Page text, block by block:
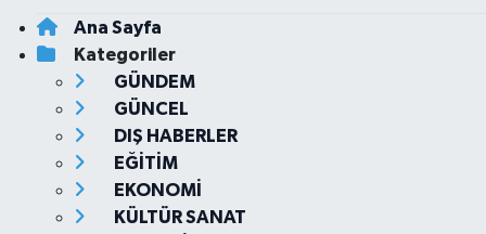
Ana Sayfa
Kategoriler
GÜNDEM
GÜNCEL
DIŞ HABERLER
EĞİTİM
EKONOMİ
KÜLTÜR SANAT